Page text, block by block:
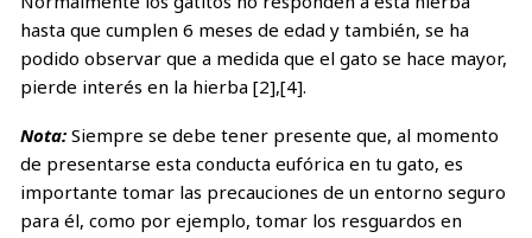
hasta que cumplen 6 meses de edad y también, se ha
podido observar que a medida que el gato se hace mayor,
pierde interés en la hierba [2],[4].
Nota:Siempre se debe tener presente que, al momento
de presentarse esta conducta eufórica en tu gato, es
importante tomar las precauciones de un entorno seguro
para él, como por ejemplo, tomar los resguardos en